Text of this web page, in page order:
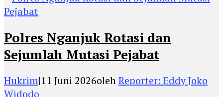
Polres Nganjuk Rotasi dan
Sejumlah Mutasi Pejabat
Hukrim|11 Juni 2026olehReporter: Eddy Joko
Widodo